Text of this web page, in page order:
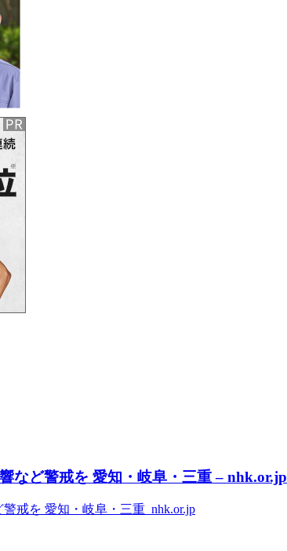
など警戒を 愛知・岐阜・三重 – nhk.or.jp
戒を 愛知・岐阜・三重 nhk.or.jp